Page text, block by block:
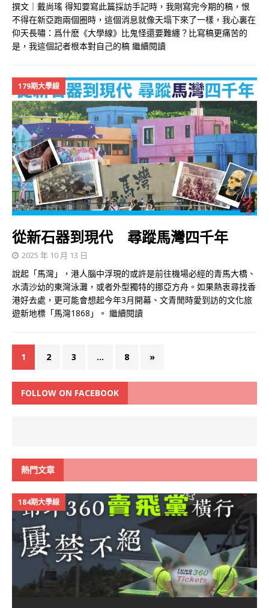
撰文｜戴尚瑤 得知要寫此篇採訪手記時，我剛寫完今期的稿，恨
不得在新亞跑兩個圈時，這個消息就像天塌下來了一樣，我心裏在
仰天長嘯：爲什麽《大學線》比鬼怪還要難纏？比寫稿更痛苦的
是，我這個記者根本對自己的稿 繼續閱讀
179期大學線
從新石器到現代 尋蹤馬灣四千年
2025 年 10 月 13 日
說起「馬灣」，港人腦中浮現的或許是前往機場必經的青馬大橋、
水清沙幼的東灣泳灘，或者外型獨特的挪亞方舟。如果熱衷尋找香
港好去處，更可能會想起今年3月開幕、文青閒時愛到訪的文化旅
遊新地標「馬灣1868」。 繼續閱讀
1 2 3 ... 8 »
FOLLOW ON FACEBOOK
熱門文章
184期大學線